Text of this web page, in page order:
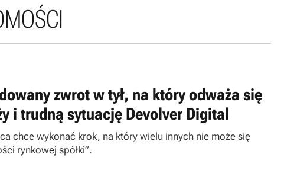
zwrot w tył, na który odważa się
i trudną sytuację Devolver Digital
chce wykonać krok, na który wielu innych nie może się
rynkowej spółki”.